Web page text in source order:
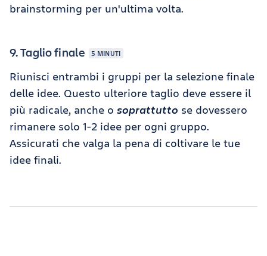
brainstorming per un'ultima volta.
9. Taglio finale 5 MINUTI
Riunisci entrambi i gruppi per la selezione finale
delle idee. Questo ulteriore taglio deve essere il
più radicale, anche o soprattutto se dovessero
rimanere solo 1-2 idee per ogni gruppo.
Assicurati che valga la pena di coltivare le tue
idee finali.